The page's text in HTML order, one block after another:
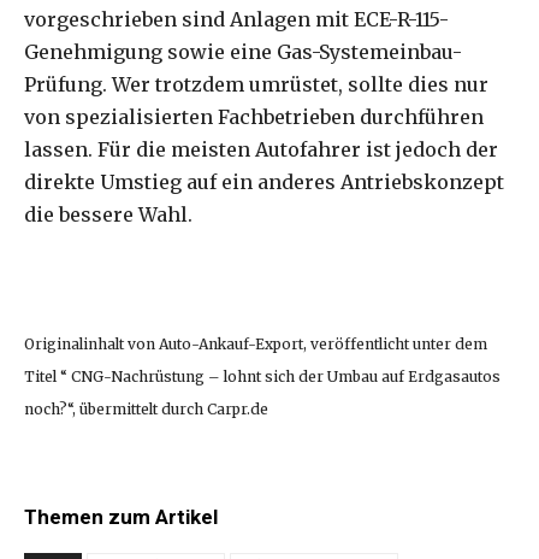
vorgeschrieben sind Anlagen mit ECE-R-115-
Genehmigung sowie eine Gas-Systemeinbau-
Prüfung. Wer trotzdem umrüstet, sollte dies nur
von spezialisierten Fachbetrieben durchführen
lassen. Für die meisten Autofahrer ist jedoch der
direkte Umstieg auf ein anderes Antriebskonzept
die bessere Wahl.
Originalinhalt von Auto-Ankauf-Export, veröffentlicht unter dem
Titel “ CNG-Nachrüstung – lohnt sich der Umbau auf Erdgasautos
noch?“, übermittelt durch Carpr.de
Themen zum Artikel